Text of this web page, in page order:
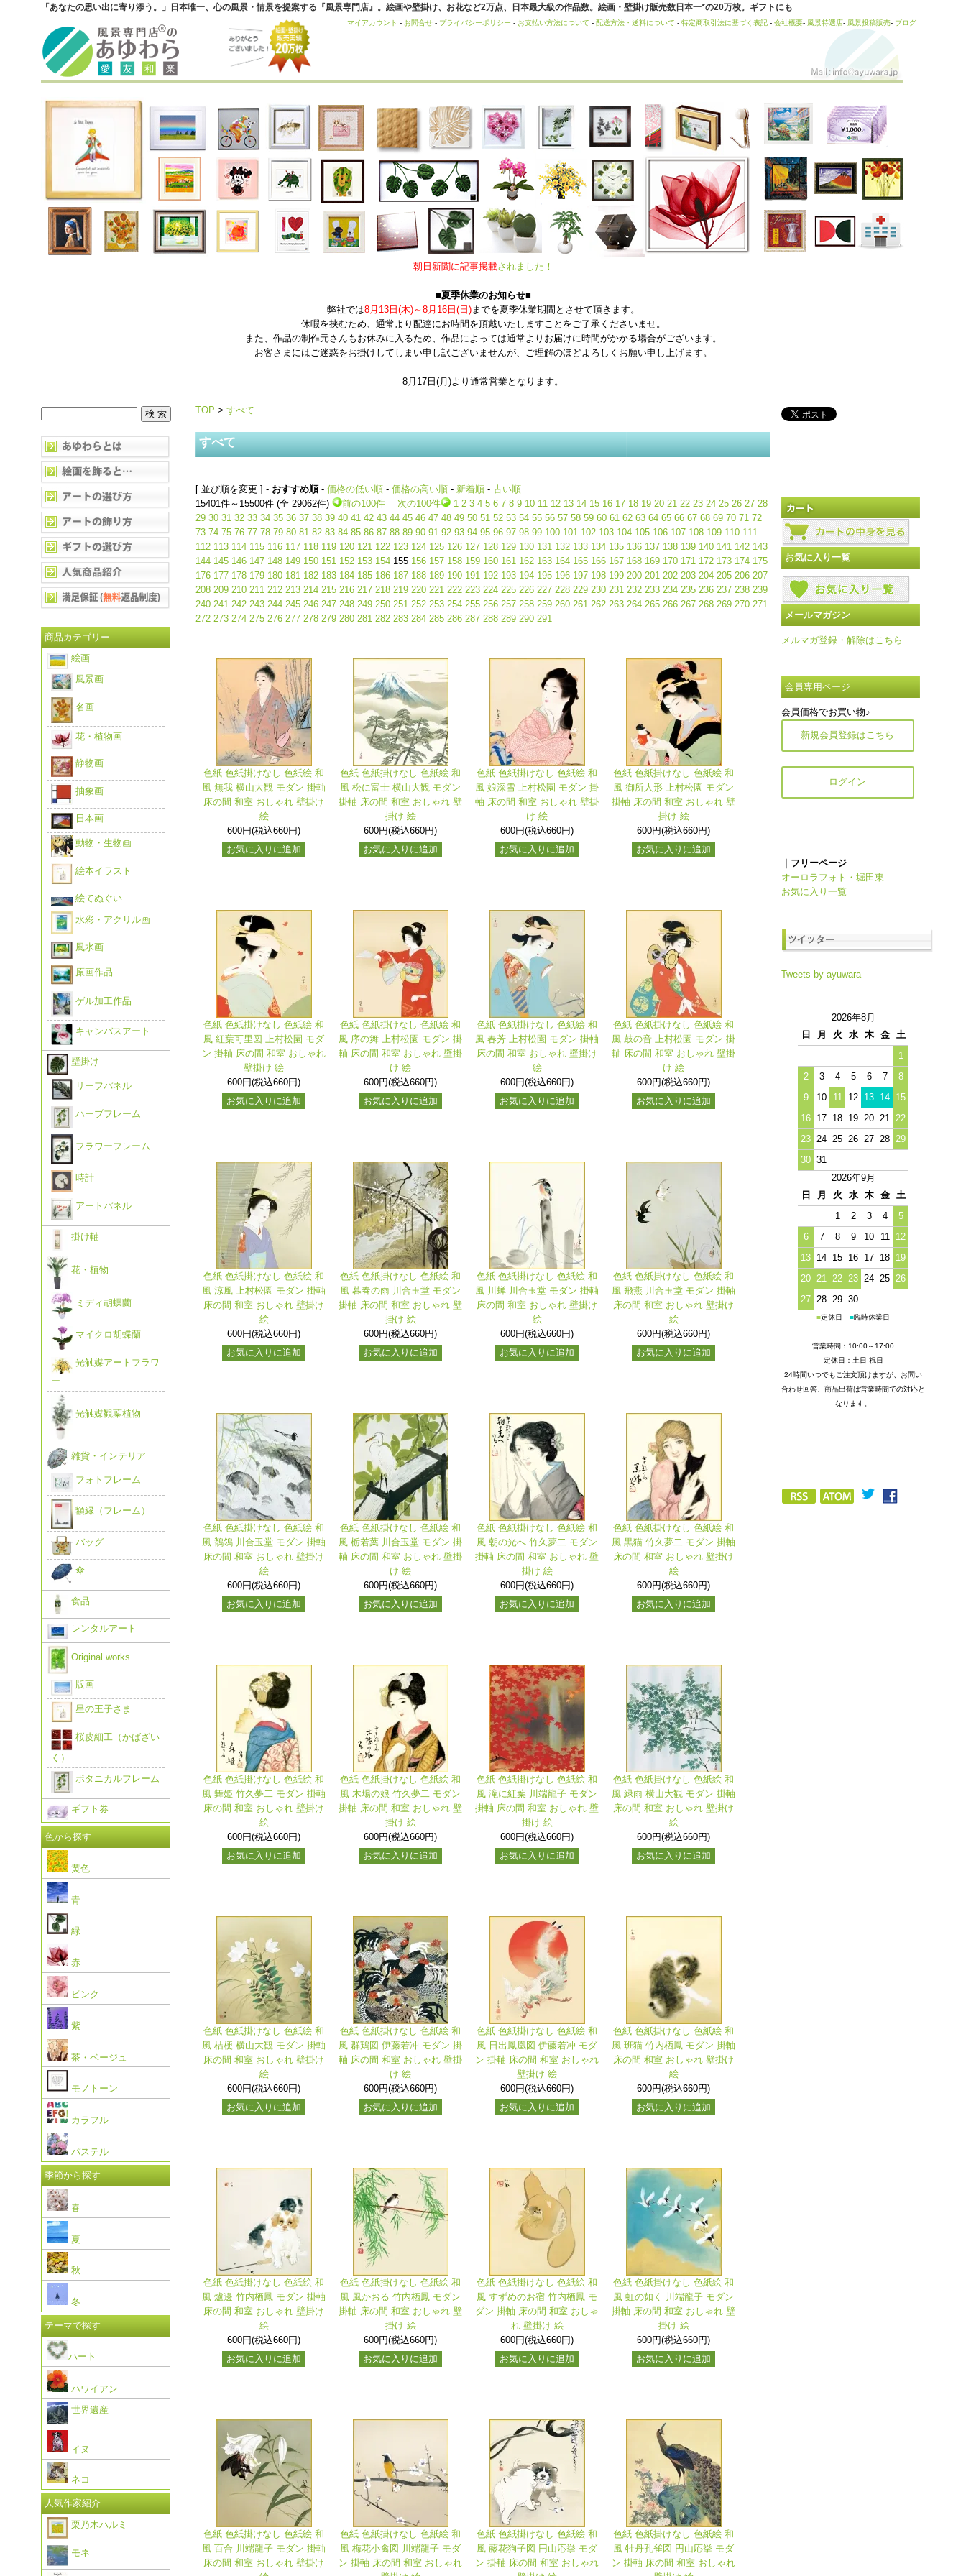
「あなたの思い出に寄り添う。」日本唯一、心の風景・情景を提案する『風景専門店』。絵画や壁掛け、お花など2万点、日本最大級の作品数。絵画・壁掛け販売数日本一*の20万枚。ギフトにも
マイアカウント - お問合せ - プライバシーポリシー - お支払い方法について - 配送方法・送料について - 特定商取引法に基づく表記 - 会社概要- 風景特選店- 風景投稿販売- ブログ
朝日新聞に記事掲載されました！
■夏季休業のお知らせ■
弊社では8月13日(木)～8月16日(日)までを夏季休業期間とさせて頂きます。
休暇を挟むため、通常より配達にお時間を頂戴いたしますことをご了承くださいませ。
また、作品の制作元さんもお休みに入るため、作品によっては通常よりお届けに時間がかかる場合がございます。
お客さまにはご迷惑をお掛けしてしまい申し訳ございませんが、ご理解のほどよろしくお願い申し上げます。
8月17日(月)より通常営業となります。
TOP > すべて
すべて
[ 並び順を変更 ] - おすすめ順- 価格の低い順 - 価格の高い順 - 新着順 - 古い順
15401件～15500件 (全 29062件)
前の100件 次の100件 1 2 3 4 5 6 7 8 9 10 11 12 13 14 15 16 17 18 19 20 21 22 23 24 25 26 27 28
29 30 31 32 33 34 35 36 37 38 39 40 41 42 43 44 45 46 47 48 49 50 51 52 53 54 55 56 57 58 59 60 61 62 63 64 65 66 67 68 69 70 71 72
73 74 75 76 77 78 79 80 81 82 83 84 85 86 87 88 89 90 91 92 93 94 95 96 97 98 99 100 101 102 103 104 105 106 107 108 109 110 111
112 113 114 115 116 117 118 119 120 121 122 123 124 125 126 127 128 129 130 131 132 133 134 135 136 137 138 139 140 141 142 143
144 145 146 147 148 149 150 151 152 153 154 155 156 157 158 159 160 161 162 163 164 165 166 167 168 169 170 171 172 173 174 175
176 177 178 179 180 181 182 183 184 185 186 187 188 189 190 191 192 193 194 195 196 197 198 199 200 201 202 203 204 205 206 207
208 209 210 211 212 213 214 215 216 217 218 219 220 221 222 223 224 225 226 227 228 229 230 231 232 233 234 235 236 237 238 239
240 241 242 243 244 245 246 247 248 249 250 251 252 253 254 255 256 257 258 259 260 261 262 263 264 265 266 267 268 269 270 271
272 273 274 275 276 277 278 279 280 281 282 283 284 285 286 287 288 289 290 291
色紙 色紙掛けなし 色紙絵 和
風 無我 横山大観 モダン 掛軸
床の間 和室 おしゃれ 壁掛け
絵
600円(税込660円)
お気に入りに追加
色紙 色紙掛けなし 色紙絵 和
風 松に富士 横山大観 モダン
掛軸 床の間 和室 おしゃれ 壁
掛け 絵
600円(税込660円)
お気に入りに追加
色紙 色紙掛けなし 色紙絵 和
風 娘深雪 上村松園 モダン 掛
軸 床の間 和室 おしゃれ 壁掛
け 絵
600円(税込660円)
お気に入りに追加
色紙 色紙掛けなし 色紙絵 和
風 御所人形 上村松園 モダン
掛軸 床の間 和室 おしゃれ 壁
掛け 絵
600円(税込660円)
お気に入りに追加
色紙 色紙掛けなし 色紙絵 和
風 紅葉可里図 上村松園 モダ
ン 掛軸 床の間 和室 おしゃれ
壁掛け 絵
600円(税込660円)
お気に入りに追加
色紙 色紙掛けなし 色紙絵 和
風 序の舞 上村松園 モダン 掛
軸 床の間 和室 おしゃれ 壁掛
け 絵
600円(税込660円)
お気に入りに追加
色紙 色紙掛けなし 色紙絵 和
風 春芳 上村松園 モダン 掛軸
床の間 和室 おしゃれ 壁掛け
絵
600円(税込660円)
お気に入りに追加
色紙 色紙掛けなし 色紙絵 和
風 鼓の音 上村松園 モダン 掛
軸 床の間 和室 おしゃれ 壁掛
け 絵
600円(税込660円)
お気に入りに追加
色紙 色紙掛けなし 色紙絵 和
風 涼風 上村松園 モダン 掛軸
床の間 和室 おしゃれ 壁掛け
絵
600円(税込660円)
お気に入りに追加
色紙 色紙掛けなし 色紙絵 和
風 暮春の雨 川合玉堂 モダン
掛軸 床の間 和室 おしゃれ 壁
掛け 絵
600円(税込660円)
お気に入りに追加
色紙 色紙掛けなし 色紙絵 和
風 川蝉 川合玉堂 モダン 掛軸
床の間 和室 おしゃれ 壁掛け
絵
600円(税込660円)
お気に入りに追加
色紙 色紙掛けなし 色紙絵 和
風 飛燕 川合玉堂 モダン 掛軸
床の間 和室 おしゃれ 壁掛け
絵
600円(税込660円)
お気に入りに追加
色紙 色紙掛けなし 色紙絵 和
風 鶺鴒 川合玉堂 モダン 掛軸
床の間 和室 おしゃれ 壁掛け
絵
600円(税込660円)
お気に入りに追加
色紙 色紙掛けなし 色紙絵 和
風 栃若葉 川合玉堂 モダン 掛
軸 床の間 和室 おしゃれ 壁掛
け 絵
600円(税込660円)
お気に入りに追加
色紙 色紙掛けなし 色紙絵 和
風 朝の光へ 竹久夢二 モダン
掛軸 床の間 和室 おしゃれ 壁
掛け 絵
600円(税込660円)
お気に入りに追加
色紙 色紙掛けなし 色紙絵 和
風 黒猫 竹久夢二 モダン 掛軸
床の間 和室 おしゃれ 壁掛け
絵
600円(税込660円)
お気に入りに追加
色紙 色紙掛けなし 色紙絵 和
風 舞姫 竹久夢二 モダン 掛軸
床の間 和室 おしゃれ 壁掛け
絵
600円(税込660円)
お気に入りに追加
色紙 色紙掛けなし 色紙絵 和
風 木場の娘 竹久夢二 モダン
掛軸 床の間 和室 おしゃれ 壁
掛け 絵
600円(税込660円)
お気に入りに追加
色紙 色紙掛けなし 色紙絵 和
風 滝に紅葉 川端龍子 モダン
掛軸 床の間 和室 おしゃれ 壁
掛け 絵
600円(税込660円)
お気に入りに追加
色紙 色紙掛けなし 色紙絵 和
風 緑雨 横山大観 モダン 掛軸
床の間 和室 おしゃれ 壁掛け
絵
600円(税込660円)
お気に入りに追加
色紙 色紙掛けなし 色紙絵 和
風 桔梗 横山大観 モダン 掛軸
床の間 和室 おしゃれ 壁掛け
絵
600円(税込660円)
お気に入りに追加
色紙 色紙掛けなし 色紙絵 和
風 群鶏図 伊藤若冲 モダン 掛
軸 床の間 和室 おしゃれ 壁掛
け 絵
600円(税込660円)
お気に入りに追加
色紙 色紙掛けなし 色紙絵 和
風 日出鳳凰図 伊藤若冲 モダ
ン 掛軸 床の間 和室 おしゃれ
壁掛け 絵
600円(税込660円)
お気に入りに追加
色紙 色紙掛けなし 色紙絵 和
風 班猫 竹内栖鳳 モダン 掛軸
床の間 和室 おしゃれ 壁掛け
絵
600円(税込660円)
お気に入りに追加
色紙 色紙掛けなし 色紙絵 和
風 爐邊 竹内栖鳳 モダン 掛軸
床の間 和室 おしゃれ 壁掛け
絵
600円(税込660円)
お気に入りに追加
色紙 色紙掛けなし 色紙絵 和
風 風かおる 竹内栖鳳 モダン
掛軸 床の間 和室 おしゃれ 壁
掛け 絵
600円(税込660円)
お気に入りに追加
色紙 色紙掛けなし 色紙絵 和
風 すずめのお宿 竹内栖鳳 モ
ダン 掛軸 床の間 和室 おしゃ
れ 壁掛け 絵
600円(税込660円)
お気に入りに追加
色紙 色紙掛けなし 色紙絵 和
風 虹の如く 川端龍子 モダン
掛軸 床の間 和室 おしゃれ 壁
掛け 絵
600円(税込660円)
お気に入りに追加
色紙 色紙掛けなし 色紙絵 和
風 百合 川端龍子 モダン 掛軸
床の間 和室 おしゃれ 壁掛け
色紙 色紙掛けなし 色紙絵 和
風 梅花小禽図 川端龍子 モダ
ン 掛軸 床の間 和室 おしゃれ
色紙 色紙掛けなし 色紙絵 和
風 藤花狗子図 円山応挙 モダ
ン 掛軸 床の間 和室 おしゃれ
色紙 色紙掛けなし 色紙絵 和
風 牡丹孔雀図 円山応挙 モダ
ン 掛軸 床の間 和室 おしゃれ
商品カテゴリー
絵画
風景画
名画
花・植物画
静物画
抽象画
日本画
動物・生物画
絵本イラスト
絵てぬぐい
水彩・アクリル画
風水画
原画作品
ゲル加工作品
キャンバスアート
壁掛け
リーフパネル
ハーブフレーム
フラワーフレーム
時計
アートパネル
掛け軸
花・植物
ミディ胡蝶蘭
マイクロ胡蝶蘭
光触媒アートフラワ
ー
光触媒観葉植物
雑貨・インテリア
フォトフレーム
額縁（フレーム）
バッグ
傘
食品
レンタルアート
Original works
版画
星の王子さま
桜皮細工（かばざい
く）
ボタニカルフレーム
ギフト券
色から探す
黄色
青
緑
赤
ピンク
紫
茶・ベージュ
モノトーン
カラフル
パステル
季節から探す
春
夏
秋
冬
テーマで探す
ハート
ハワイアン
世界遺産
イヌ
ネコ
人気作家紹介
栗乃木ハルミ
モネ
お気に入り一覧
メールマガジン
メルマガ登録・解除はこちら
会員専用ページ
会員価格でお買い物♪
新規会員登録はこちら
ログイン
｜フリーページ
オーロラフォト・堀田東
お気に入り一覧
Tweets by ayuwara
2026年8月
日
月 火 水 木 金
土
1
2
3 4 5 6 7
8
9
10 11 12 13 14 15
16 17 18 19 20 21
22
23 24 25 26 27 28 29
30 31
2026年9月
日
月 火 水 木 金
土
1
2 3 4
5
6
7 8 9 10 11
12
13 14 15 16 17 18 19
20 21 22 23 24 25 26
27 28 29 30
■定休日 ■臨時休業日
営業時間：10:00～17:00
定休日：土日 祝日
24時間いつでもご注文頂けますが、お問い
合わせ回答、商品出荷は営業時間での対応と
なります。